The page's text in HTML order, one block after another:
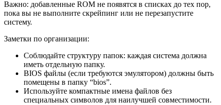
Важно: добавленные ROM не появятся в списках до тех пор,
пока вы не выполните скрейпинг или не перезапустите
систему.
Заметки по организации:
Соблюдайте структуру папок: каждая система должна
иметь отдельную папку.
BIOS файлы (если требуются эмулятором) должны быть
помещены в папку “bios”.
Используйте компактные имена файлов без
специальных символов для наилучшей совместимости.